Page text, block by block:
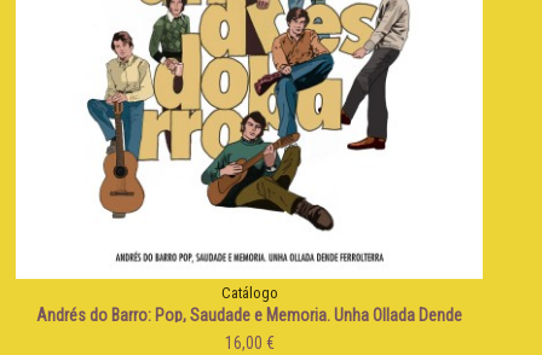
Catálogo
Andrés do Barro: Pop, Saudade e Memoria. Unha Ollada Dende
Ferrolterra
16,00 €